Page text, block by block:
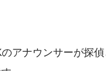
のアナウンサーが探